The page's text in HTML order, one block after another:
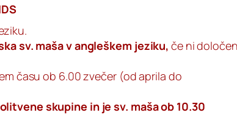
sv. maša v angleškem jeziku, če ni
času ob 6.00 zvečer (od aprila do
skupine in je sv. maša ob 10.30